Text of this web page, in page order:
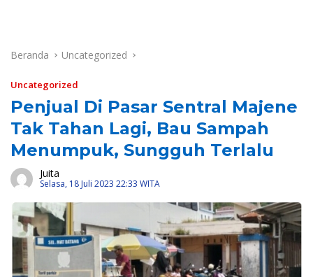
Beranda Uncategorized
Uncategorized
Penjual Di Pasar Sentral Majene
Tak Tahan Lagi, Bau Sampah
Menumpuk, Sungguh Terlalu
Juita
Selasa, 18 Juli 2023 22:33 WITA